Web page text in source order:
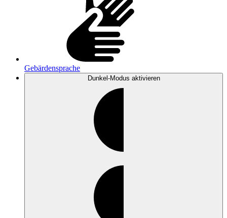
Gebärdensprache
Dunkel-Modus aktivieren